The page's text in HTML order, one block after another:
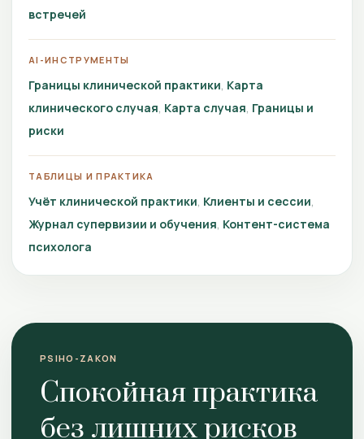
встречей
AI-ИНСТРУМЕНТЫ
Границы клинической практики Карта
клинического случая Карта случая Границы и
риски
ТАБЛИЦЫ И ПРАКТИКА
Учёт клинической практики Клиенты и сессии
Журнал супервизии и обучения Контент-система
психолога
PSIHO-ZAKON
Спокойная практика
без лишних рисков